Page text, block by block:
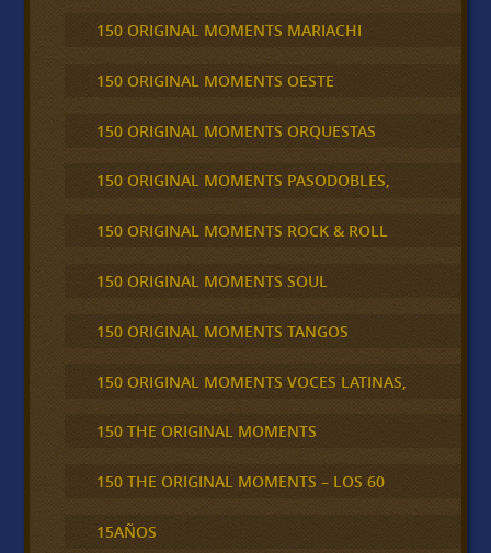
150 ORIGINAL MOMENTS MARIACHI
150 ORIGINAL MOMENTS OESTE
150 ORIGINAL MOMENTS ORQUESTAS
150 ORIGINAL MOMENTS PASODOBLES,
150 ORIGINAL MOMENTS ROCK & ROLL
150 ORIGINAL MOMENTS SOUL
150 ORIGINAL MOMENTS TANGOS
150 ORIGINAL MOMENTS VOCES LATINAS,
150 THE ORIGINAL MOMENTS
150 THE ORIGINAL MOMENTS – LOS 60
15AÑOS